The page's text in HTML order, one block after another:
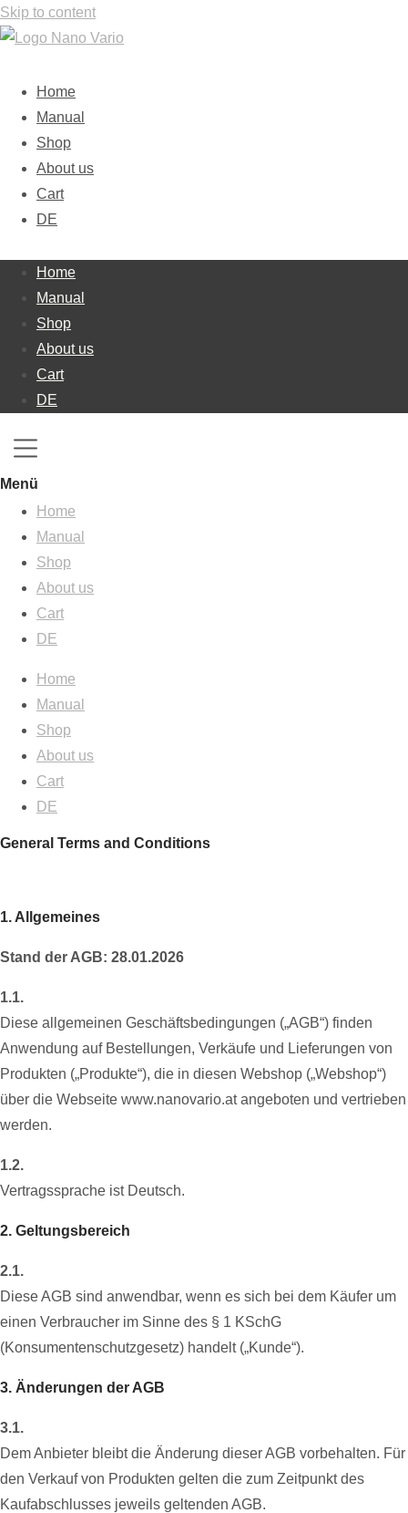
Skip to content
Home
Manual
Shop
About us
Cart
DE
Home
Manual
Shop
About us
Cart
DE
Menü
Home
Manual
Shop
About us
Cart
DE
Home
Manual
Shop
About us
Cart
DE
General Terms and Conditions
1. Allgemeines
Stand der AGB: 28.01.2026
1.1.
Diese allgemeinen Geschäftsbedingungen („AGB“) finden
Anwendung auf Bestellungen, Verkäufe und Lieferungen von
Produkten („Produkte“), die in diesen Webshop („Webshop“)
über die Webseite www.nanovario.at angeboten und vertrieben
werden.
1.2.
Vertragssprache ist Deutsch.
2. Geltungsbereich
2.1.
Diese AGB sind anwendbar, wenn es sich bei dem Käufer um
einen Verbraucher im Sinne des § 1 KSchG
(Konsumentenschutzgesetz) handelt („Kunde“).
3. Änderungen der AGB
3.1.
Dem Anbieter bleibt die Änderung dieser AGB vorbehalten. Für
den Verkauf von Produkten gelten die zum Zeitpunkt des
Kaufabschlusses jeweils geltenden AGB.